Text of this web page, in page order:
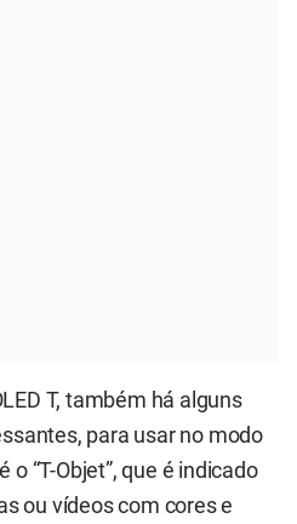
T, também há alguns
para usar no modo
“T-Objet”, que é indicado
ou vídeos com cores e